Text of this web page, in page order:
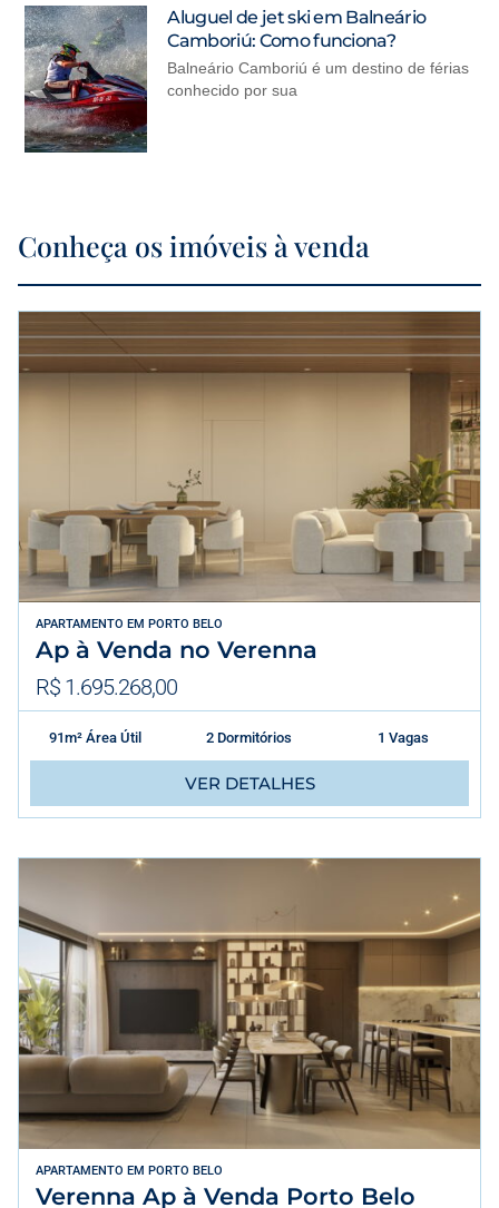
Aluguel de jet ski em Balneário
Camboriú: Como funciona?
Balneário Camboriú é um destino de férias
conhecido por sua
Conheça os imóveis à venda
APARTAMENTO EM PORTO BELO
Ap à Venda no Verenna
R$ 1.695.268,00
91m² Área Útil 2 Dormitórios 1 Vagas
VER DETALHES
APARTAMENTO EM PORTO BELO
Verenna Ap à Venda Porto Belo